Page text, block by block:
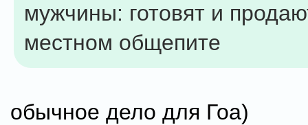
мужчины: готовят и
местном общепите
обычное дело для Гоа)